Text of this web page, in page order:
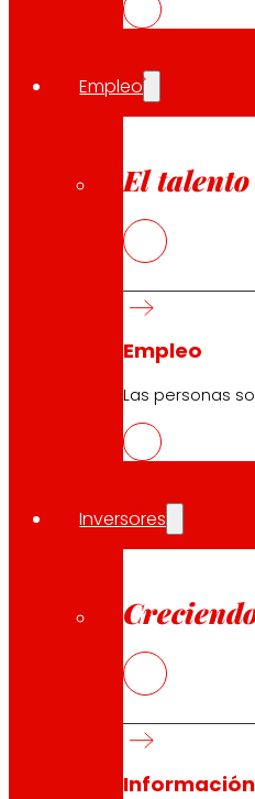
Empleo
El talento
Empleo
Las personas
Inversores
Más eficiente y sostenible
refrigerantes más
establecimiento, además
Acto de inauguración
El supermercado, que
Francisca Lascolas
EROSKI en Baleares
EROSKI en la Comunidad
Compartir en: